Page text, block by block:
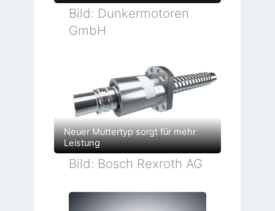
Bild: Dunkermotoren
GmbH
Neuer Muttertyp sorgt für mehr
Leistung
Bild: Bosch Rexroth AG